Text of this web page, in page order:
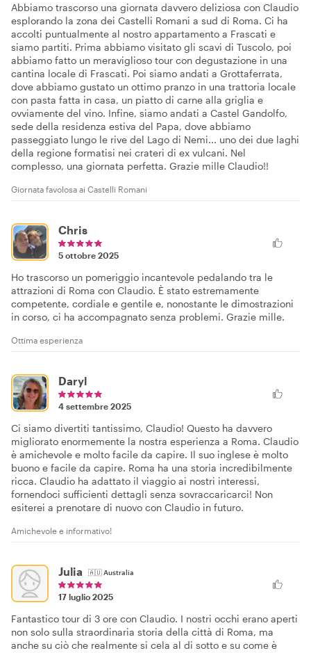
Abbiamo trascorso una giornata davvero deliziosa con Claudio
esplorando la zona dei Castelli Romani a sud di Roma. Ci ha
accolti puntualmente al nostro appartamento a Frascati e
siamo partiti. Prima abbiamo visitato gli scavi di Tuscolo, poi
abbiamo fatto un meraviglioso tour con degustazione in una
cantina locale di Frascati. Poi siamo andati a Grottaferrata,
dove abbiamo gustato un ottimo pranzo in una trattoria locale
con pasta fatta in casa, un piatto di carne alla griglia e
ovviamente del vino. Infine, siamo andati a Castel Gandolfo,
sede della residenza estiva del Papa, dove abbiamo
passeggiato lungo le rive del Lago di Nemi... uno dei due laghi
della regione formatisi nei crateri di ex vulcani. Nel
complesso, una giornata perfetta. Grazie mille Claudio!!
Giornata favolosa ai Castelli Romani
Chris
5 ottobre 2025
Ho trascorso un pomeriggio incantevole pedalando tra le
attrazioni di Roma con Claudio. È stato estremamente
competente, cordiale e gentile e, nonostante le dimostrazioni
in corso, ci ha accompagnato senza problemi. Grazie mille.
Ottima esperienza
Daryl
4 settembre 2025
Ci siamo divertiti tantissimo, Claudio! Questo ha davvero
migliorato enormemente la nostra esperienza a Roma. Claudio
è amichevole e molto facile da capire. Il suo inglese è molto
buono e facile da capire. Roma ha una storia incredibilmente
ricca. Claudio ha adattato il viaggio ai nostri interessi,
fornendoci sufficienti dettagli senza sovraccaricarci! Non
esiterei a prenotare di nuovo con Claudio in futuro.
Amichevole e informativo!
Julia 🇦🇺Australia
17 luglio 2025
Fantastico tour di 3 ore con Claudio. I nostri occhi erano aperti
non solo sulla straordinaria storia della città di Roma, ma
anche su ciò che realmente si cela al di sotto e su come è